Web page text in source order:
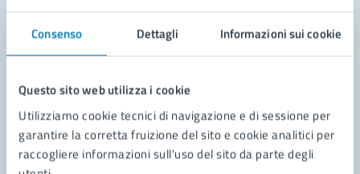
Consenso Dettagli Informazioni sui cookie
Questo sito web utilizza i cookie
Utilizziamo cookie tecnici di navigazione e di sessione per
garantire la corretta fruizione del sito e cookie analitici per
raccogliere informazioni sull'uso del sito da parte degli
Leggi le domande frequenti
Richiedi assistenza
Prenota appuntamento
Problemi in città